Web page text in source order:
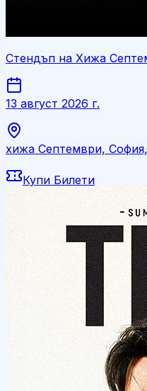
Стендъп на Хижа
13 август 2026 г.
хижа Септември,
Купи Билети